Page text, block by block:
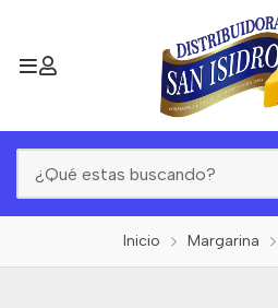
Inicio Margarina